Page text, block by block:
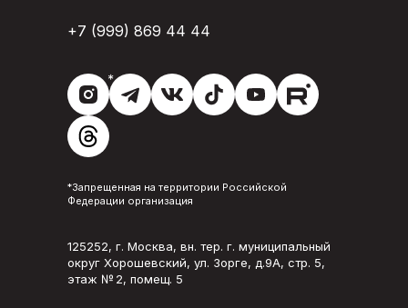
*Запрещенная на территории Российской
Федерации организация
+7 (999) 869 44 44
125252, г. Москва, вн. тер. г. муниципальный
округ Хорошевский, ул. Зорге, д.9А, стр. 5,
этаж № 2, помещ. 5
*